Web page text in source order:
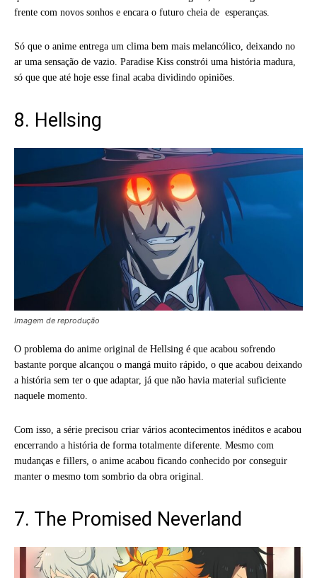
frente com novos sonhos e encara o futuro cheia de esperanças.
Só que o anime entrega um clima bem mais melancólico, deixando no
ar uma sensação de vazio. Paradise Kiss constrói uma história madura,
só que que até hoje esse final acaba dividindo opiniões.
8. Hellsing
Imagem de reprodução
O problema do anime original de Hellsing é que acabou sofrendo
bastante porque alcançou o mangá muito rápido, o que acabou deixando
a história sem ter o que adaptar, já que não havia material suficiente
naquele momento.
Com isso, a série precisou criar vários acontecimentos inéditos e acabou
encerrando a história de forma totalmente diferente. Mesmo com
mudanças e fillers, o anime acabou ficando conhecido por conseguir
manter o mesmo tom sombrio da obra original.
7. The Promised Neverland